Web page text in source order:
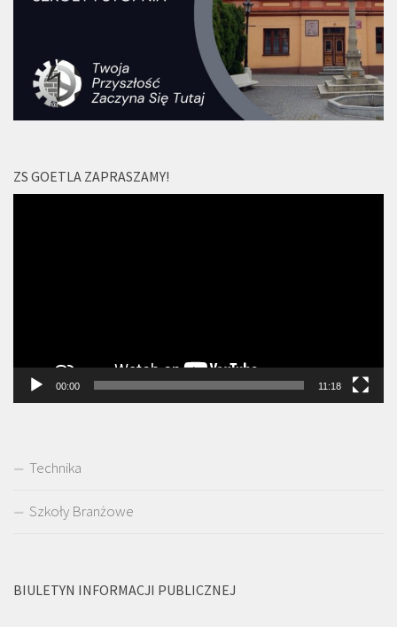
ZS GOETLA ZAPRASZAMY!
00:00 11:18
Technika
Szkoły Branżowe
BIULETYN INFORMACJI PUBLICZNEJ